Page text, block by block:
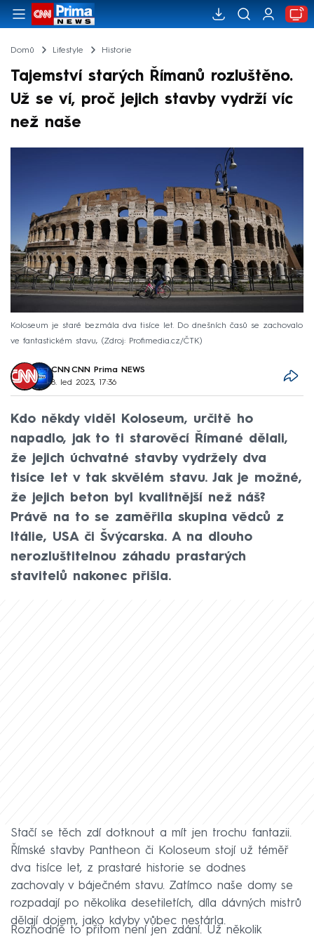
Domů Lifestyle Historie
Tajemství starých Římanů rozluštěno.
Už se ví, proč jejich stavby vydrží víc
než naše
Koloseum je staré bezmála dva tisíce let. Do dnešních časů se zachovalo
ve fantastickém stavu,
Zdroj: Profimedia.cz/ČTK
CNN, CNN Prima NEWS
8. led 2023, 17:36
Kdo někdy viděl Koloseum, určitě ho
napadlo, jak to ti starověcí Římané dělali,
že jejich úchvatné stavby vydržely dva
tisíce let v tak skvělém stavu. Jak je možné,
že jejich beton byl kvalitnější než náš?
Právě na to se zaměřila skupina vědců z
Itálie, USA či Švýcarska. A na dlouho
nerozluštitelnou záhadu prastarých
stavitelů nakonec přišla.
Stačí se těch zdí dotknout a mít jen trochu fantazii.
Římské stavby Pantheon či Koloseum stojí už téměř
dva tisíce let, z prastaré historie se dodnes
zachovaly v báječném stavu. Zatímco naše domy se
rozpadají po několika desetiletích, díla dávných mistrů
dělají dojem, jako kdyby vůbec nestárla.
Rozhodně to přitom není jen zdání. Už několik